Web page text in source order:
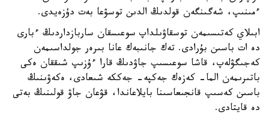
ءمىنىپ، شەگىنگەن قولدىڭ الدىن توسۋعا بەت دۇزەيدى.
ابىلاي كەتىسىمەن توسقاۋىلداپ سوعىسقان ساربازداردىڭ ءبارى
دە ات باسىن بۇرادى. تەك جانىبەك عانا بىرەر جولداسىمەن
كەجىگۋلەپ، قاشا سوعىسىپ جاۋدىڭ قارا ءۇزىپ شىققان ەكى
باتىرىمەن الما- كەزەك جەكپە- جەككە شىعادى، ەكەۋىنىڭ
باسىن كەسىپ قانجىعاسىنا بايلاعاندا، قۋعان جاۋ قولىنىڭ بەتى
دە قايتادى.